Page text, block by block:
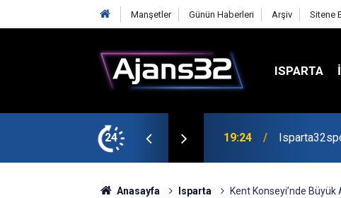
Manşetler Günün Haberleri Arşiv Sitene
ISPARTA
24
Maçıyla Başlıyor 19:22 Isparta
Anasayfa Isparta Kent Konseyi’nde Büyük